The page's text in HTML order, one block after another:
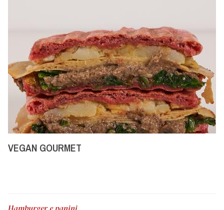
VEGAN GOURMET